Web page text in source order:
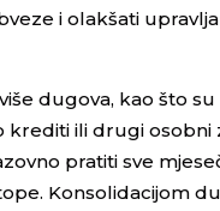
i olakšati
dugova, kao što
krediti ili drugi osobni
pratiti sve
Konsolidacijom